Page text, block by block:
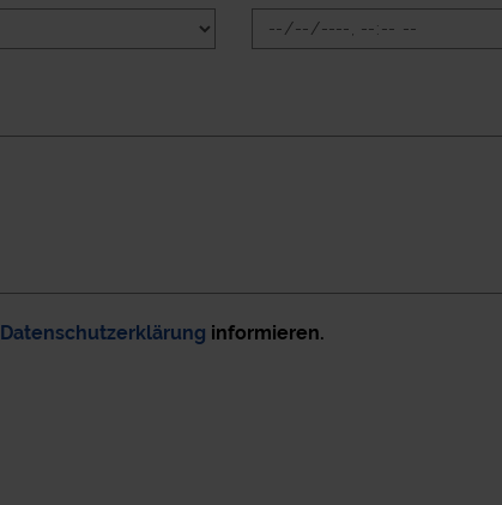
Datenschutzerklärung informieren.